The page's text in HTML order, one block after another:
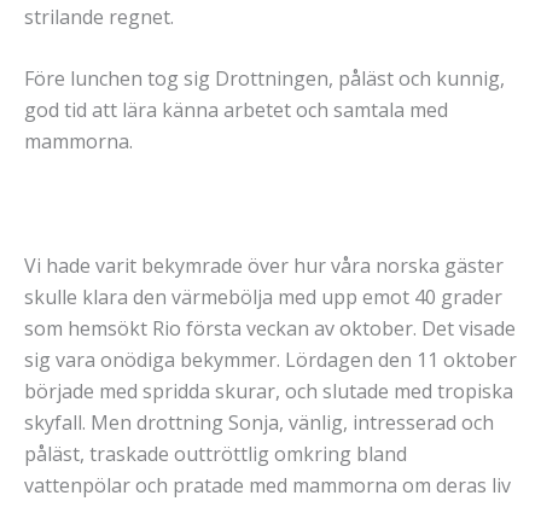
strilande regnet.
Före lunchen tog sig Drottningen, påläst och kunnig,
god tid att lära känna arbetet och samtala med
mammorna.
Vi hade varit bekymrade över hur våra norska gäster
skulle klara den värmebölja med upp emot 40 grader
som hemsökt Rio första veckan av oktober. Det visade
sig vara onödiga bekymmer. Lördagen den 11 oktober
började med spridda skurar, och slutade med tropiska
skyfall. Men drottning Sonja, vänlig, intresserad och
påläst, traskade outtröttlig omkring bland
vattenpölar och pratade med mammorna om deras liv